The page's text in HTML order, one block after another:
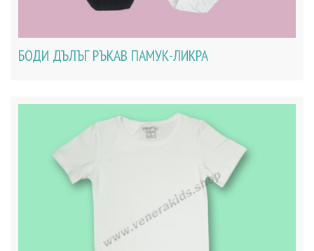
БОДИ ДЪЛЪГ РЪКАВ ПАМУК-ЛИКРА